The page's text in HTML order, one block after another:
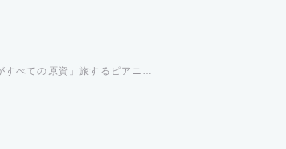
すべての原資」旅するピアニ…